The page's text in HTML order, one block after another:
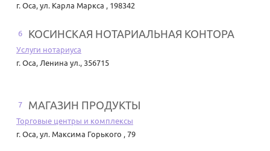
г. Оса, ул. Карла Маркса , 198342
6 КОСИНСКАЯ НОТАРИАЛЬНАЯ КОНТОРА
Услуги нотариуса
г. Оса, Ленина ул., 356715
7 МАГАЗИН ПРОДУКТЫ
Торговые центры и комплексы
г. Оса, ул. Максима Горького , 79